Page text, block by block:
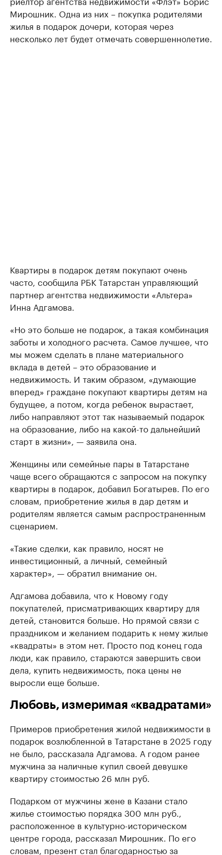
Мирошник. Одна из них – покупка родителями
жилья в подарок дочери, которая через
несколько лет будет отмечать совершеннолетие.
Квартиры в подарок детям покупают очень
часто, сообщила РБК Татарстан управляющий
партнер агентства недвижимости «Альтера»
Инна Адгамова.
«Но это больше не подарок, а такая комбинация
заботы и холодного расчета. Самое лучшее, что
мы можем сделать в плане материального
вклада в детей – это образование и
недвижимость. И таким образом, «думающие
вперед» граждане покупают квартиры детям на
будущее, а потом, когда ребенок вырастает,
либо направляют этот так называемый подарок
на образование, либо на какой-то дальнейший
старт в жизни», — заявила она.
Женщины или семейные пары в Татарстане
чаще всего обращаются с запросом на покупку
квартиры в подарок, добавил Богатырев. По его
словам, приобретение жилья в дар детям и
родителям является самым распространенным
сценарием.
«Такие сделки, как правило, носят не
инвестиционный, а личный, семейный
характер», — обратил внимание он.
Адгамова добавила, что к Новому году
покупателей, присматривающих квартиру для
детей, становится больше. Но прямой связи с
праздником и желанием подарить к нему жилые
«квадраты» в этом нет. Просто под конец года
люди, как правило, стараются завершить свои
дела, купить недвижимость, пока цены не
выросли еще больше.
Любовь, измеримая «квадратами»
Примеров приобретения жилой недвижимости в
подарок возлюбленной в Татарстане в 2025 году
не было, рассказала Адгамова. А годом ранее
мужчина за наличные купил своей девушке
квартиру стоимостью 26 млн руб.
Подарком от мужчины жене в Казани стало
жилье стоимостью порядка 300 млн руб.,
расположенное в культурно-историческом
центре города, рассказал Мирошник. По его
словам, презент стал благодарностью за